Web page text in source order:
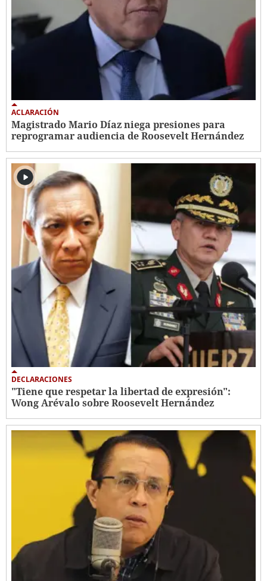
ACLARACIÓN
Magistrado Mario Díaz niega presiones para
reprogramar audiencia de Roosevelt Hernández
DECLARACIONES
"Tiene que respetar la libertad de expresión":
Wong Arévalo sobre Roosevelt Hernández